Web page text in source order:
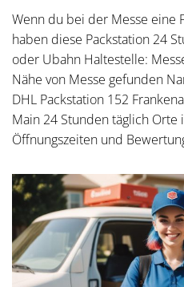
Wenn du bei der Messe eine
haben diese Packstation 24
oder Ubahn Haltestelle:
Nähe von Messe gefunden
DHL Packstation 152
Main 24 Stunden täglich
Öffnungszeiten und